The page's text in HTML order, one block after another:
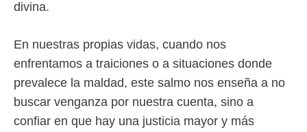
divina.
En nuestras propias vidas, cuando nos
enfrentamos a traiciones o a situaciones donde
prevalece la maldad, este salmo nos enseña a no
buscar venganza por nuestra cuenta, sino a
confiar en que hay una justicia mayor y más